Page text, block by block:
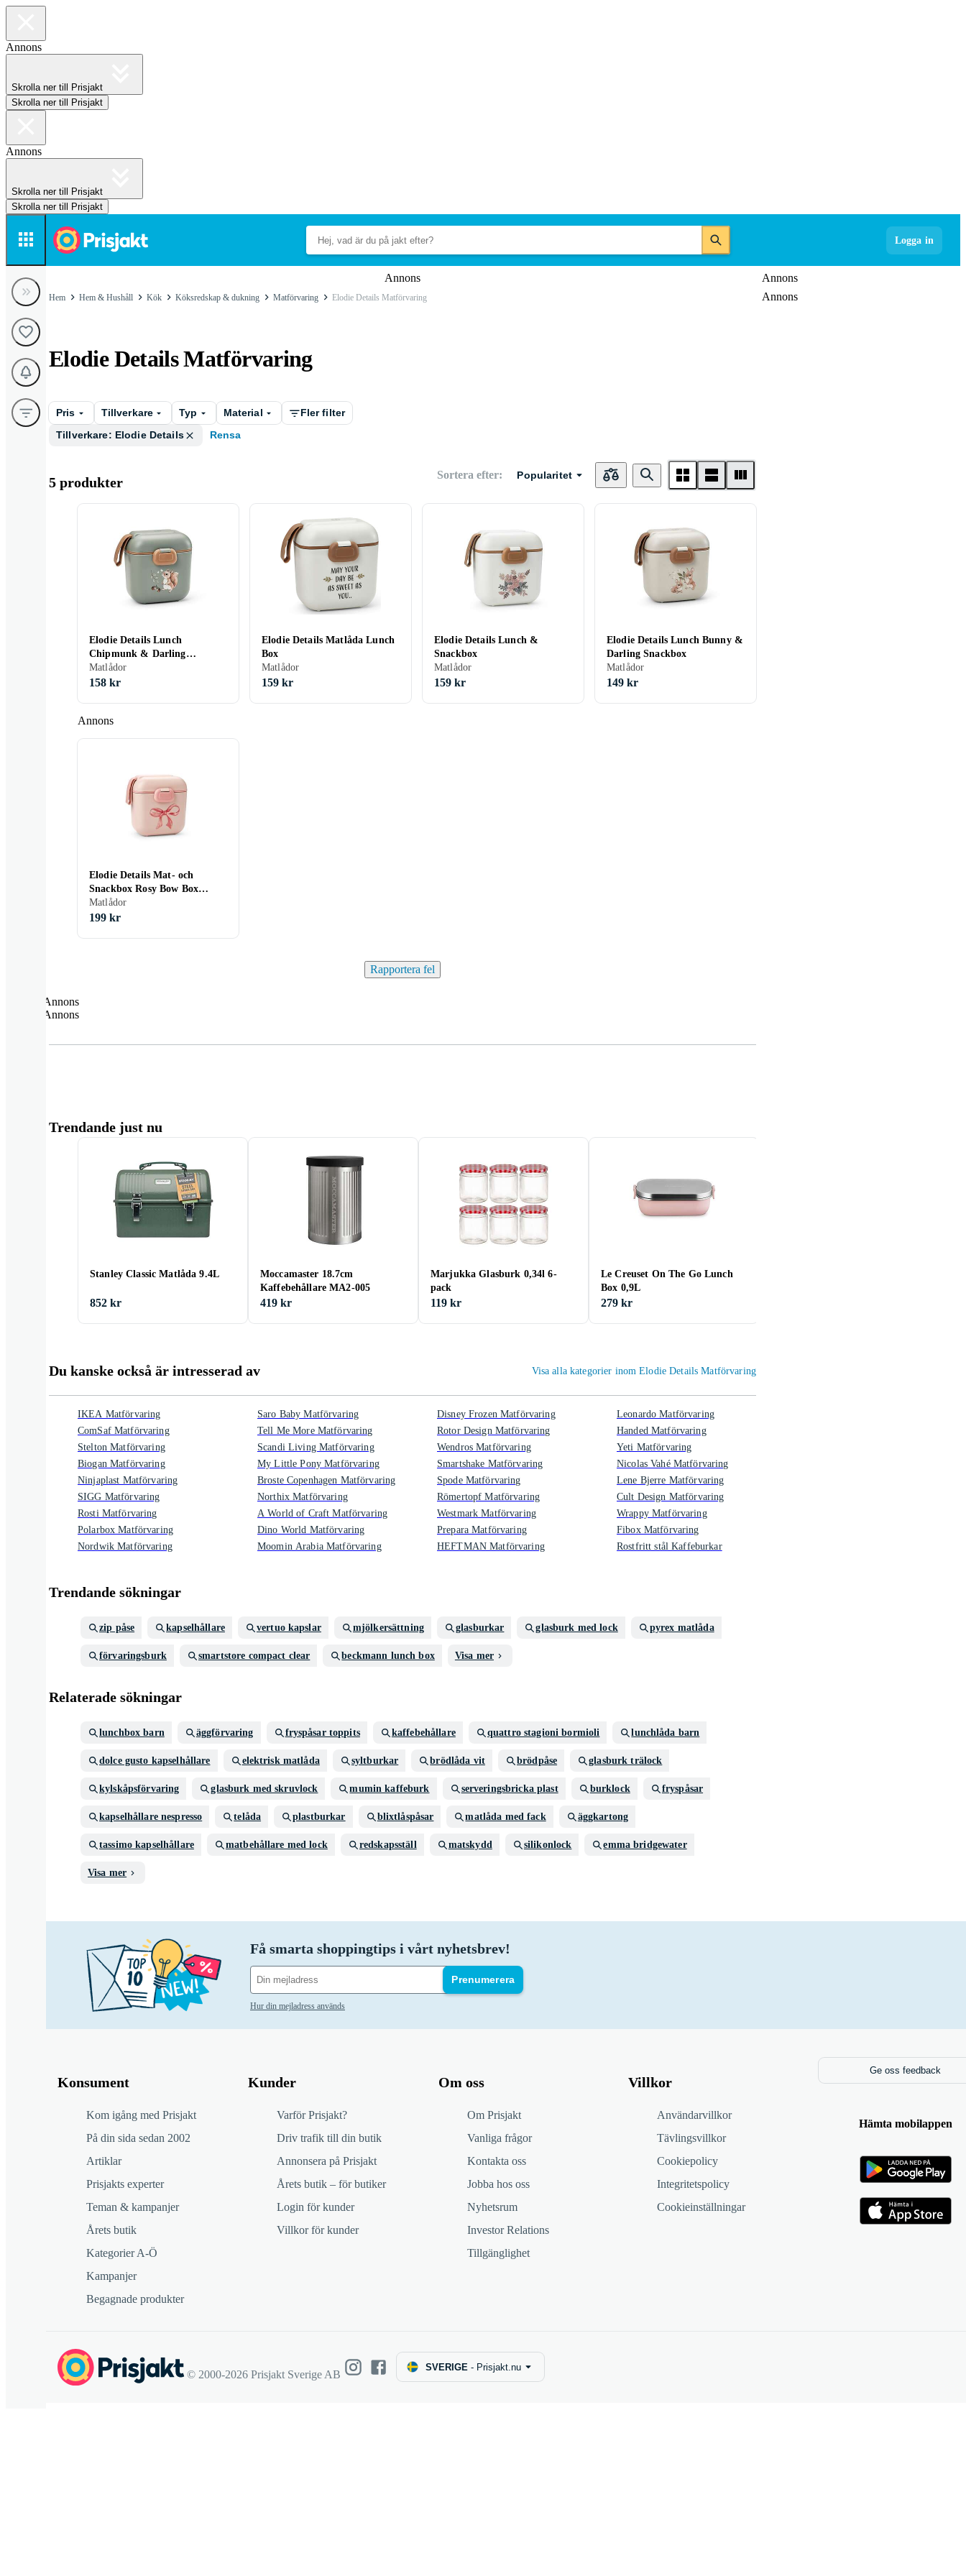
Annons
Skrolla ner till Prisjakt
Skrolla ner till Prisjakt
Annons
Skrolla ner till Prisjakt
Skrolla ner till Prisjakt
Logga in
Annons
Annons
Annons
Hem Hem & Hushåll Kök Köksredskap & dukning Matförvaring Elodie Details Matförvaring
Elodie Details Matförvaring
Pris Tillverkare Typ Material
Fler filter
Tillverkare: Elodie Details
Rensa
5 produkter Sortera efter: Popularitet
Annons
Elodie Details Lunch
Chipmunk & Darling
Snackbox
Matlådor
158 kr
Elodie Details Matlåda Lunch
Box
Matlådor
159 kr
Elodie Details Lunch &
Snackbox
Matlådor
159 kr
Elodie Details Lunch Bunny &
Darling Snackbox
Matlådor
149 kr
Elodie Details Mat- och
Snackbox Rosy Bow Box
60298206885NA
Matlådor
199 kr
Rapportera fel
Annons
Annons
Trendande just nu
Stanley Classic Matlåda 9.4L
852 kr
Moccamaster 18.7cm
Kaffebehållare MA2-005
419 kr
Marjukka Glasburk 0,34l 6-
pack
119 kr
Le Creuset On The Go Lunch
Box 0,9L
279 kr
Du kanske också är intresserad av Visa alla kategorier inom Elodie Details Matförvaring
IKEA Matförvaring
ComSaf Matförvaring
Stelton Matförvaring
Biogan Matförvaring
Ninjaplast Matförvaring
SIGG Matförvaring
Rosti Matförvaring
Polarbox Matförvaring
Nordwik Matförvaring
Saro Baby Matförvaring
Tell Me More Matförvaring
Scandi Living Matförvaring
My Little Pony Matförvaring
Broste Copenhagen Matförvaring
Northix Matförvaring
A World of Craft Matförvaring
Dino World Matförvaring
Moomin Arabia Matförvaring
Disney Frozen Matförvaring
Rotor Design Matförvaring
Wendros Matförvaring
Smartshake Matförvaring
Spode Matförvaring
Römertopf Matförvaring
Westmark Matförvaring
Prepara Matförvaring
HEFTMAN Matförvaring
Leonardo Matförvaring
Handed Matförvaring
Yeti Matförvaring
Nicolas Vahé Matförvaring
Lene Bjerre Matförvaring
Cult Design Matförvaring
Wrappy Matförvaring
Fibox Matförvaring
Rostfritt stål Kaffeburkar
Trendande sökningar
zip påse kapselhållare vertuo kapslar mjölkersättning glasburkar glasburk med lock pyrex matlåda
förvaringsburk smartstore compact clear beckmann lunch box Visa mer
Relaterade sökningar
lunchbox barn äggförvaring fryspåsar toppits kaffebehållare quattro stagioni bormioli lunchlåda barn
dolce gusto kapselhållare elektrisk matlåda syltburkar brödlåda vit brödpåse glasburk trälock
kylskåpsförvaring glasburk med skruvlock mumin kaffeburk serveringsbricka plast burklock fryspåsar
kapselhållare nespresso telåda plastburkar blixtlåspåsar matlåda med fack äggkartong
tassimo kapselhållare matbehållare med lock redskapsställ matskydd silikonlock emma bridgewater
Visa mer
Få smarta shoppingtips i vårt nyhetsbrev!
Prenumerera
Hur din mejladress används
Konsument
Kom igång med Prisjakt
På din sida sedan 2002
Artiklar
Prisjakts experter
Teman & kampanjer
Årets butik
Kategorier A-Ö
Kampanjer
Begagnade produkter
Kunder
Varför Prisjakt?
Driv trafik till din butik
Annonsera på Prisjakt
Årets butik – för butiker
Login för kunder
Villkor för kunder
Om oss
Om Prisjakt
Vanliga frågor
Kontakta oss
Jobba hos oss
Nyhetsrum
Investor Relations
Tillgänglighet
Villkor
Användarvillkor
Tävlingsvillkor
Cookiepolicy
Integritetspolicy
Cookieinställningar
Ge oss feedback
Hämta mobilappen
© 2000-2026 Prisjakt Sverige AB
SVERIGE - Prisjakt.nu